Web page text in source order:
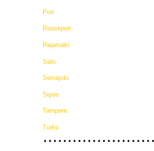
Pori
Raasepori
Rajamäki
Salo
Seinäjoki
Sipoo
Tampere
Turku